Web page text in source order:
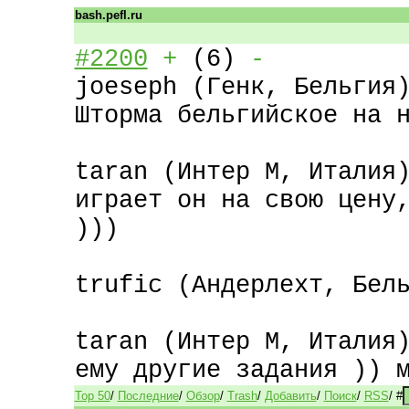
bash.pefl.ru
#2200 + (6) -
joeseph (Генк,
Шторма бельгийское на
taran (Интер М,
играет он на свою
)))
trufic (Андерлехт,
taran (Интер М,
ему другие задания ))
Top 50/ Последние/ Обзор/ Trash/ Добавить/ Поиск/ RSS/ #